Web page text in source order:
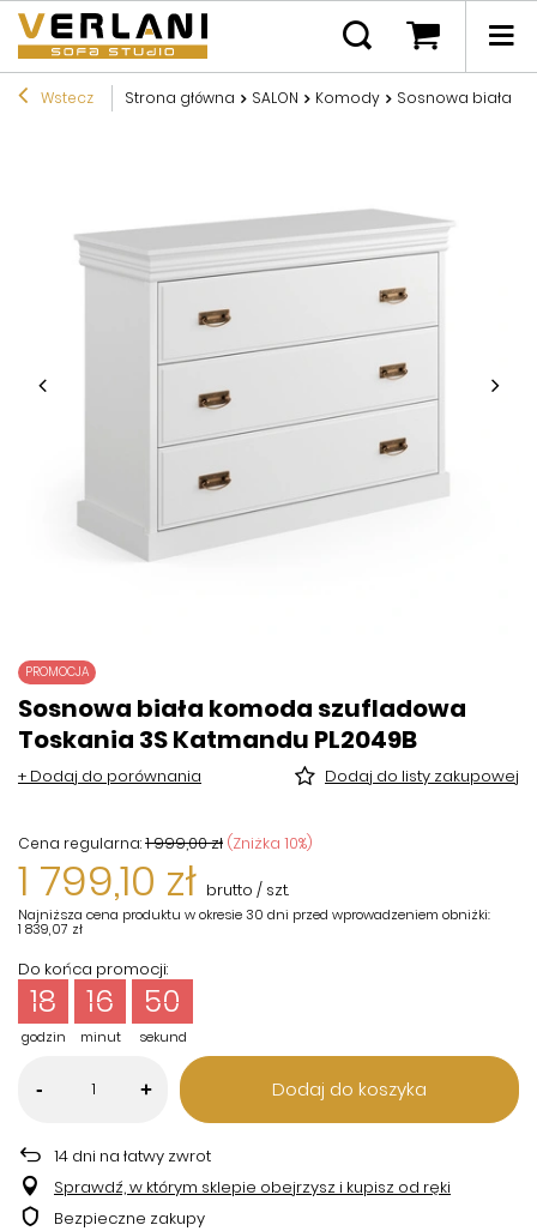
Wstecz Strona główna SALON Komody Sosnowa biała
PROMOCJA
Sosnowa biała komoda szufladowa
Toskania 3S Katmandu PL2049B
+ Dodaj do porównania Dodaj do listy zakupowej
Cena regularna:1 999,00 zł (Zniżka 10%)
1 799,10 zł brutto / szt.
Najniższa cena produktu w okresie 30 dni przed wprowadzeniem obniżki:
1 839,07 zł
Do końca promocji:
godzin
18
minut
16
sekund
50
- + Dodaj do koszyka
14 dni na łatwy zwrot
Sprawdź, w którym sklepie obejrzysz i kupisz od ręki
Bezpieczne zakupy